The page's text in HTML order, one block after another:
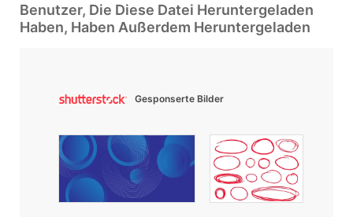
Benutzer, Die Diese Datei Heruntergeladen
Haben, Haben Außerdem Heruntergeladen
Gesponserte Bilder